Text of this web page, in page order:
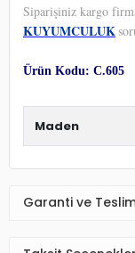
Siparişiniz kargo
KUYUMCULUK
Ürün Kodu: C.605
Maden
Garanti ve